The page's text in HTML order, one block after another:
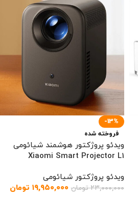
-13%
فروخته شده
ویدئو پروژکتور هوشمند شیائومی
Xiaomi Smart Projector L1
ویدئو پروژکتور شیائومی
۲۳,۰۰۰,۰۰۰ تومان ۱۹,۹۵۰,۰۰۰ تومان